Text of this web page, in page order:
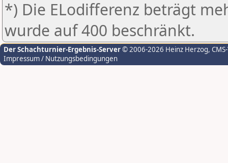
*) Die ELodifferenz beträgt
wurde auf 400 beschränkt.
Der Schachturnier-Ergebnis-Server© 2006-2026 Heinz Herzog,
Impressum / Nutzungsbedingungen